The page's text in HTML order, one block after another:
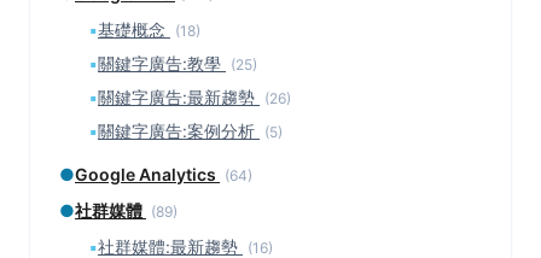
▪基礎概念 (18)
▪關鍵字廣告:教學 (25)
▪關鍵字廣告:最新趨勢 (26)
▪關鍵字廣告:案例分析 (5)
●Google Analytics (64)
●社群媒體 (89)
▪社群媒體:最新趨勢 (16)